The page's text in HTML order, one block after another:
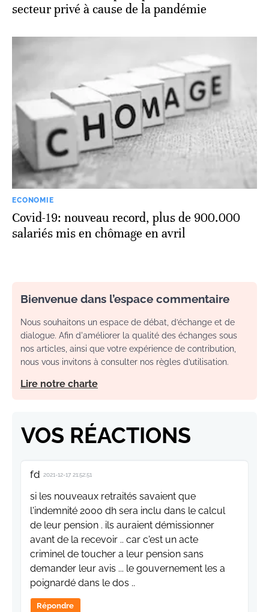
secteur privé à cause de la pandémie
ECONOMIE
Covid-19: nouveau record, plus de 900.000
salariés mis en chômage en avril
Bienvenue dans l’espace commentaire
Nous souhaitons un espace de débat, d’échange et de
dialogue. Afin d'améliorer la qualité des échanges sous
nos articles, ainsi que votre expérience de contribution,
nous vous invitons à consulter nos règles d’utilisation.
Lire notre charte
VOS RÉACTIONS
fd 2021-12-17 21:52:51
si les nouveaux retraités savaient que
l'indemnité 2000 dh sera inclu dans le calcul
de leur pension . ils auraient démissionner
avant de la recevoir .. car c'est un acte
criminel de toucher a leur pension sans
demander leur avis ... le gouvernement les a
poignardé dans le dos ..
Répondre